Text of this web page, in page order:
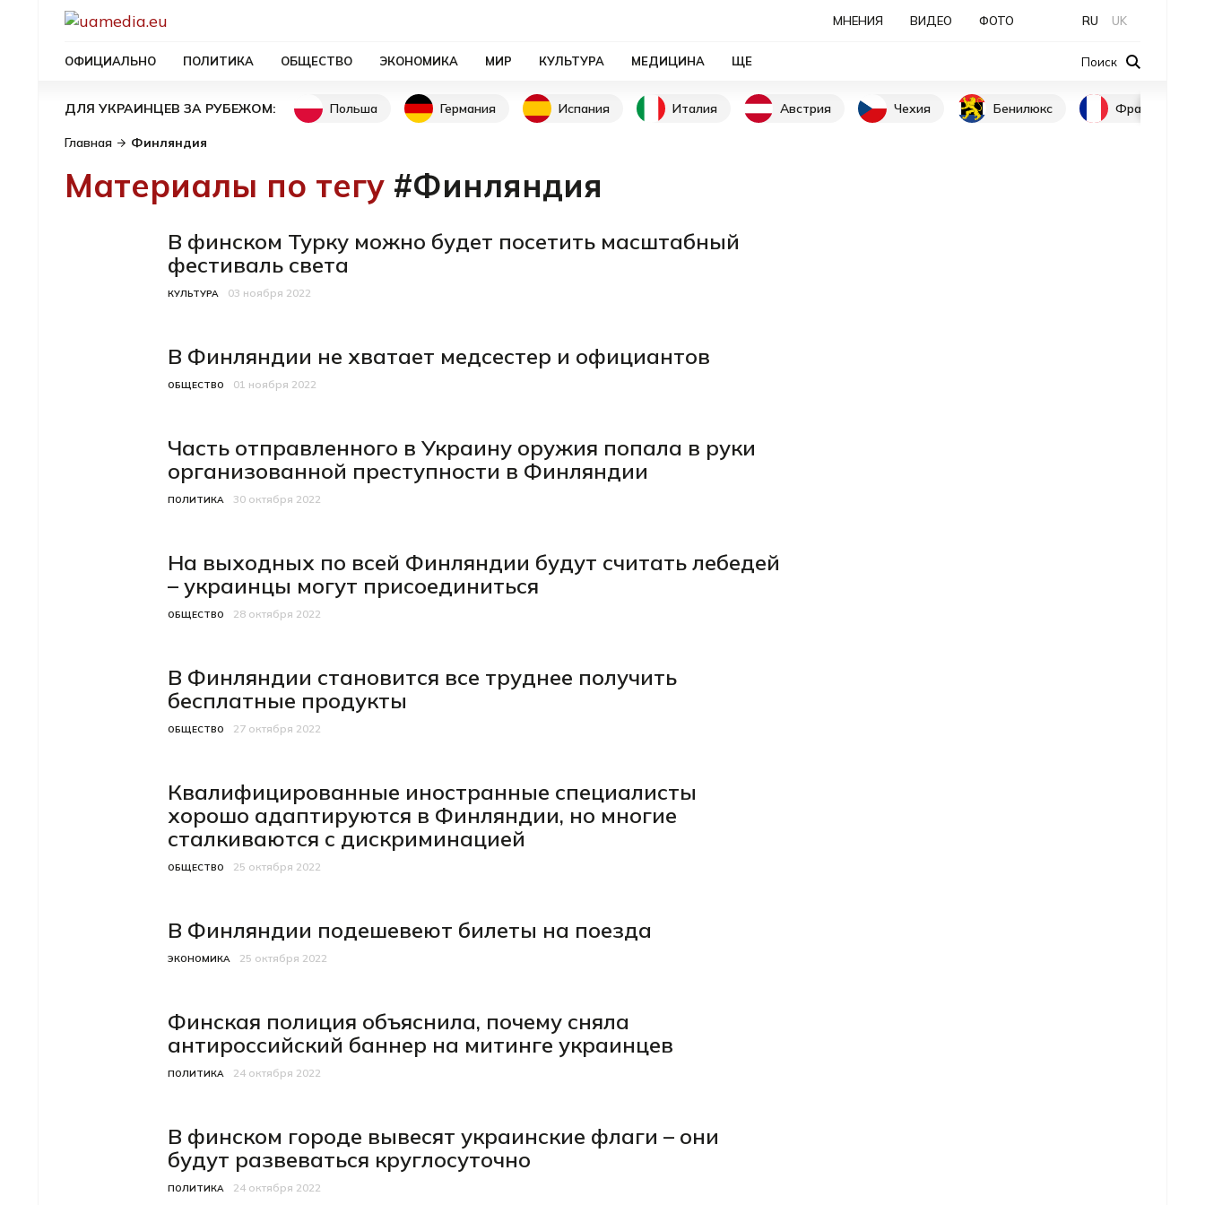
МНЕНИЯ ВИДЕО ФОТО
ОФИЦИАЛЬНО ПОЛИТИКА ОБЩЕСТВО ЭКОНОМИКА МИР КУЛЬТУРА МЕДИЦИНА ЩЕ
RU UK
Поиск
ДЛЯ УКРАИНЦЕВ ЗА РУБЕЖОМ: Польша Германия Испания Италия Австрия Чехия Бенилюкс Франция
Главная Финляндия
Материалы по тегу #Финляндия
В финском Турку можно будет посетить масштабный
фестиваль света
Категория
КУЛЬТУРА
Дата публикации
03 ноября 2022
В Финляндии не хватает медсестер и официантов
Категория
ОБЩЕСТВО
Дата публикации
01 ноября 2022
Часть отправленного в Украину оружия попала в руки
организованной преступности в Финляндии
Категория
ПОЛИТИКА
Дата публикации
30 октября 2022
На выходных по всей Финляндии будут считать лебедей
– украинцы могут присоединиться
Категория
ОБЩЕСТВО
Дата публикации
28 октября 2022
В Финляндии становится все труднее получить
бесплатные продукты
Категория
ОБЩЕСТВО
Дата публикации
27 октября 2022
Квалифицированные иностранные специалисты
хорошо адаптируются в Финляндии, но многие
сталкиваются с дискриминацией
Категория
ОБЩЕСТВО
Дата публикации
25 октября 2022
В Финляндии подешевеют билеты на поезда
Категория
ЭКОНОМИКА
Дата публикации
25 октября 2022
Финская полиция объяснила, почему сняла
антироссийский баннер на митинге украинцев
Категория
ПОЛИТИКА
Дата публикации
24 октября 2022
В финском городе вывесят украинские флаги – они
будут развеваться круглосуточно
Категория
ПОЛИТИКА
Дата публикации
24 октября 2022